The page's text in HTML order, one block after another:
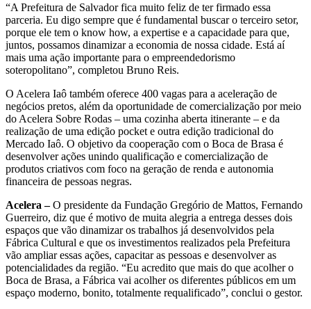
“A Prefeitura de Salvador fica muito feliz de ter firmado essa
parceria. Eu digo sempre que é fundamental buscar o terceiro setor,
porque ele tem o know how, a expertise e a capacidade para que,
juntos, possamos dinamizar a economia de nossa cidade. Está aí
mais uma ação importante para o empreendedorismo
soteropolitano”, completou Bruno Reis.
O Acelera Iaô também oferece 400 vagas para a aceleração de
negócios pretos, além da oportunidade de comercialização por meio
do Acelera Sobre Rodas – uma cozinha aberta itinerante – e da
realização de uma edição pocket e outra edição tradicional do
Mercado Iaô. O objetivo da cooperação com o Boca de Brasa é
desenvolver ações unindo qualificação e comercialização de
produtos criativos com foco na geração de renda e autonomia
financeira de pessoas negras.
Acelera –O presidente da Fundação Gregório de Mattos, Fernando
Guerreiro, diz que é motivo de muita alegria a entrega desses dois
espaços que vão dinamizar os trabalhos já desenvolvidos pela
Fábrica Cultural e que os investimentos realizados pela Prefeitura
vão ampliar essas ações, capacitar as pessoas e desenvolver as
potencialidades da região. “Eu acredito que mais do que acolher o
Boca de Brasa, a Fábrica vai acolher os diferentes públicos em um
espaço moderno, bonito, totalmente requalificado”, conclui o gestor.